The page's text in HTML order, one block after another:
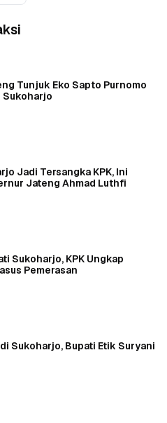
Tunjuk Eko Sapto Purnomo
Sukoharjo
Jadi Tersangka KPK, Ini
Jateng Ahmad Luthfi
Sukoharjo, KPK Ungkap
Pemerasan
Sukoharjo, Bupati Etik Suryani